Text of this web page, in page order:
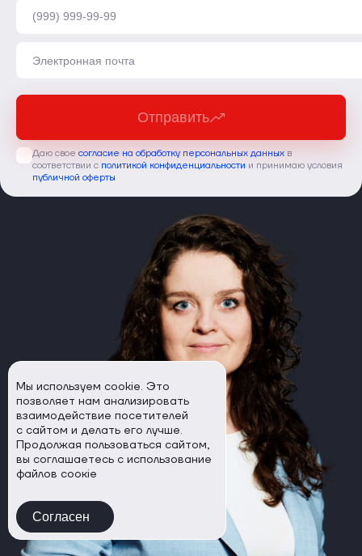
Даю свое согласие на обработку персональных данных в
соответствии с политикой конфиденциальности и принимаю условия
публичной оферты
Отправить
Мы используем cookie. Это
позволяет нам анализировать
взаимодействие посетителей
с сайтом и делать его лучше.
Продолжая пользоваться сайтом,
вы соглашаетесь с использование
файлов соокіе
Согласен